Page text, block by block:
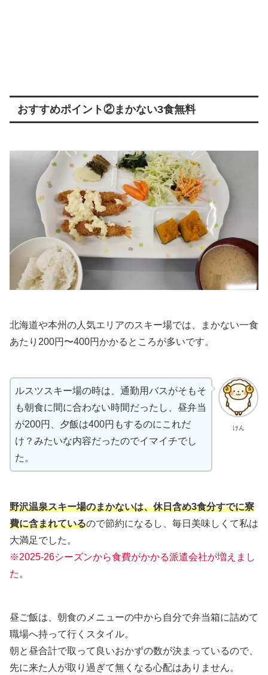
おすすめポイント②まかない3食無料
北海道や本州の人気エリアのスキー場では、まかない一食
あたり200円〜400円かかるところが多いです。
けん
ルスツスキー場の時は、通勤用バスがそもそ
も朝食に間に合わない時間だったし、昼弁当
が200円、夕飯は400円もするのにこれだ
け？みたいな内容だったのでイマイチでし
た。
野沢温泉スキー場のまかないは、休日含め3食分すでに寮
費に含まれているので節約になるし、毎日美味しくて私は
大満足でした。
※2025-26シーズンから食費がかかる派遣会社が増えまし
た 。
昼ご飯は、朝食のメニューの中から自分で弁当箱に詰めて
職場へ持って行くスタイル。
朝と昼合計で取って良いおかずの数が決まっているので、
先に来た人が取り過ぎて無くなる心配はありません。